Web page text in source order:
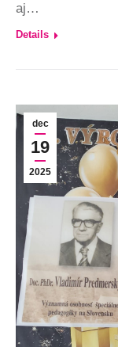
aj…
Details
dec
19
2025